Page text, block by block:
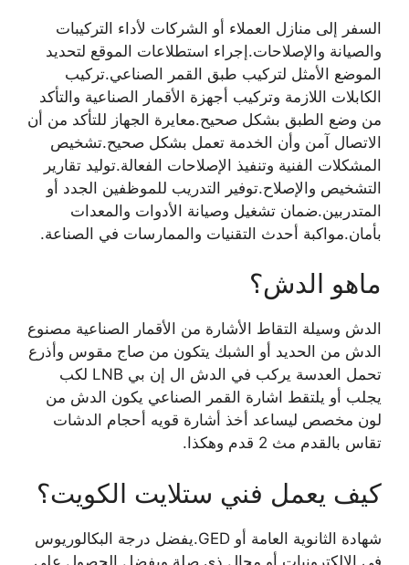
السفر إلى منازل العملاء أو الشركات لأداء التركيبات
والصيانة والإصلاحات.إجراء استطلاعات الموقع لتحديد
الموضع الأمثل لتركيب طبق القمر الصناعي.تركيب
الكابلات اللازمة وتركيب أجهزة الأقمار الصناعية والتأكد
من وضع الطبق بشكل صحيح.معايرة الجهاز للتأكد من أن
الاتصال آمن وأن الخدمة تعمل بشكل صحيح.تشخيص
المشكلات الفنية وتنفيذ الإصلاحات الفعالة.توليد تقارير
التشخيص والإصلاح.توفير التدريب للموظفين الجدد أو
المتدربين.ضمان تشغيل وصيانة الأدوات والمعدات
بأمان.مواكبة أحدث التقنيات والممارسات في الصناعة.
ماهو الدش؟
الدش وسيلة التقاط الأشارة من الأقمار الصناعية مصنوع
الدش من الحديد أو الشبك يتكون من صاج مقوس وأذرع
تحمل العدسة يركب في الدش ال إن بي LNB لكب
يجلب أو يلتقط اشارة القمر الصناعي يكون الدش من
لون مخصص ليساعد أخذ أشارة قويه أحجام الدشات
تقاس بالقدم مث 2 قدم وهكذا.
كيف يعمل فني ستلايت الكويت؟
شهادة الثانوية العامة أو GED.يفضل درجة البكالوريوس
في الإلكترونيات أو مجال ذي صلة.ويفضل الحصول على